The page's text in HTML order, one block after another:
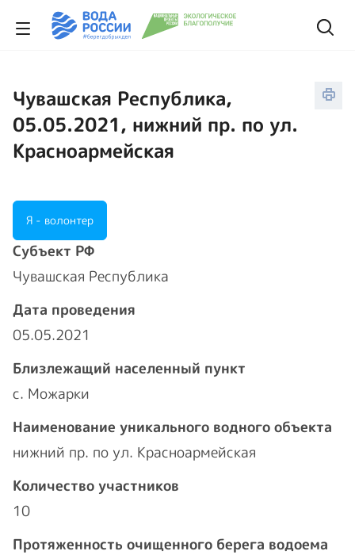
Чувашская Республика,
05.05.2021, нижний пр. по ул.
Красноармейская
Я - волонтер
Cубъект РФ
Чувашская Республика
Дата проведения
05.05.2021
Близлежащий населенный пункт
с. Можарки
Наименование уникального водного объекта
нижний пр. по ул. Красноармейская
Количество участников
10
Протяженность очищенного берега водоема